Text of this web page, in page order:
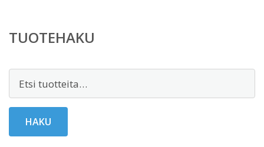
TUOTEHAKU
HAKU